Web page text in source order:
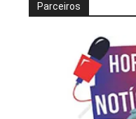
Parceiros